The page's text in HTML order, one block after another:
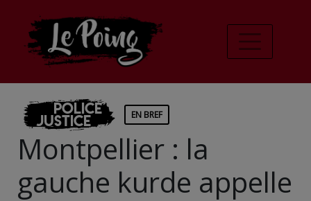
Police
Justice EN BREF
Montpellier : la
gauche kurde appelle